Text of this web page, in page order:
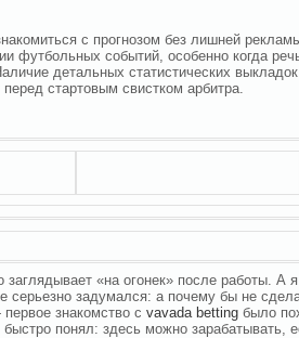
с прогнозом без лишней
футбольных событий, особенно когда
детальных статистических
стартовым свистком арбитра.
заглядывает «на огонек» после работы. А
серьезно задумался: а почему бы не
знакомство сvavada betting было
понял: здесь можно зарабатывать,